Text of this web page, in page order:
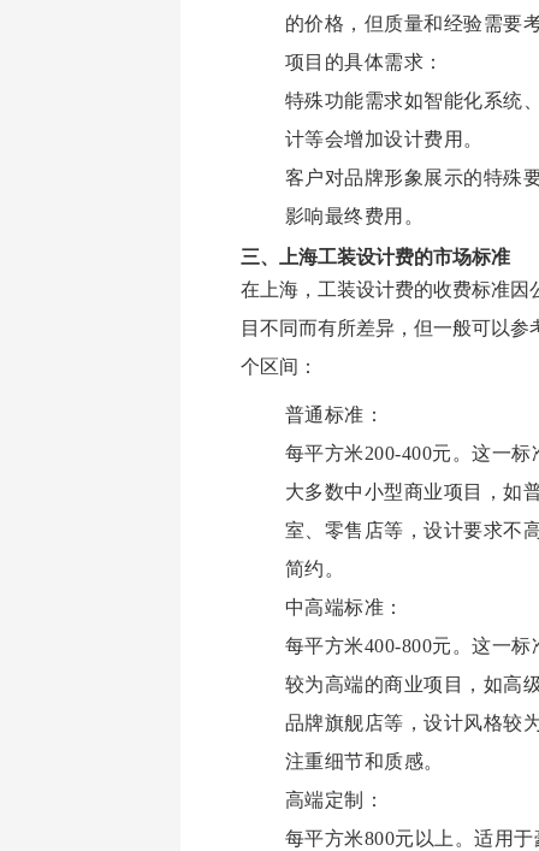
的价格，但质量和经验需要
项目的具体需求：
特殊功能需求如智能化系统
计等会增加设计费用。
客户对品牌形象展示的特殊
影响最终费用。
三、上海工装设计费的市场标准
在上海，工装设计费的收费标准因
目不同而有所差异，但一般可以参
个区间：
普通标准：
每平方米200-400元。这一标
大多数中小型商业项目，如
室、零售店等，设计要求不
简约。
中高端标准：
每平方米400-800元。这一标
较为高端的商业项目，如高
品牌旗舰店等，设计风格较
注重细节和质感。
高端定制：
每平方米800元以上。适用于